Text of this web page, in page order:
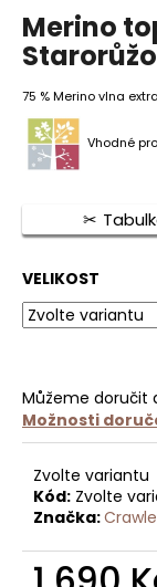
produktu
je
0,0
z
hvězdiček.
Merino
75 % Merino vlna
Vhodné
VELIKOST
Můžeme doručit
Možnosti
Zvolte variantu
Kód: Zvolte
Značka:
D
o
r
u
č
u
m
e
DÁMSKÉ
MERINO
TRIKO
NA
ZAKÁZKU